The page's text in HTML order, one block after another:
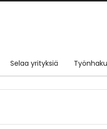
Selaa yrityksiä